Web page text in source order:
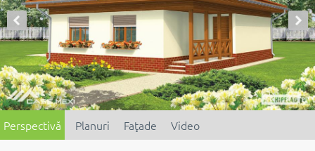
Perspectivă Planuri Faţade Video